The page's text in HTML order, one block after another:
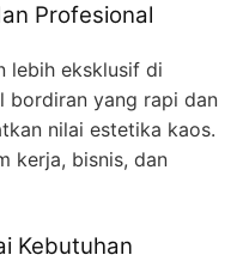
Profesional
lebih eksklusif di
bordiran yang rapi dan
nilai estetika kaos.
kerja, bisnis, dan
Kebutuhan